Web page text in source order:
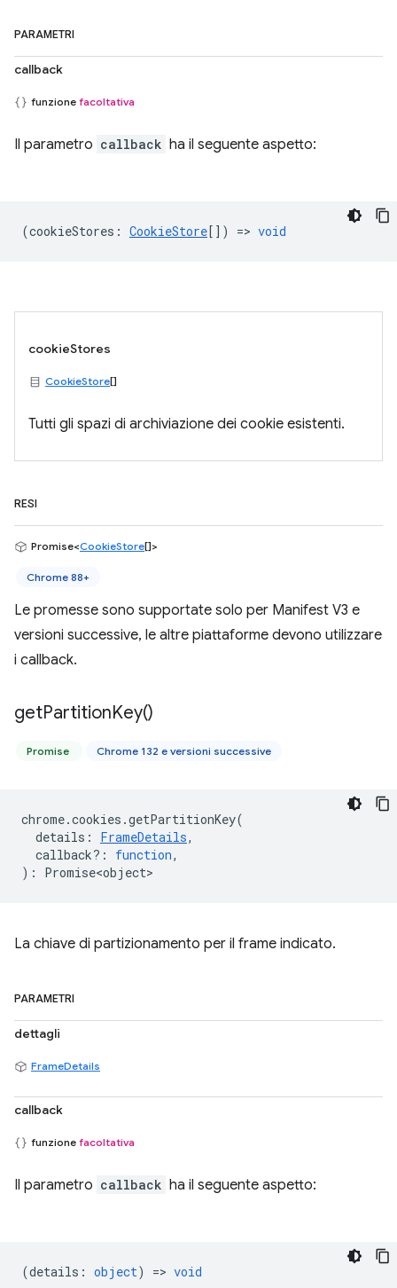
PARAMETRI
callback
funzione facoltativa
Il parametro callback ha il seguente aspetto:
(cookieStores : CookieStore[]) => void
cookieStores
CookieStore[]
Tutti gli spazi di archiviazione dei cookie esistenti.
RESI
Promise<CookieStore[]>
Chrome 88+
Le promesse sono supportate solo per Manifest V3 e
versioni successive, le altre piattaforme devono utilizzare
i callback.
getPartitionKey()
Promise Chrome 132 e versioni successive
chrome.cookies .getPartitionKey(
details : FrameDetails,
callback? : function,
) : Promise<object>
La chiave di partizionamento per il frame indicato.
PARAMETRI
dettagli
FrameDetails
callback
funzione facoltativa
Il parametro callback ha il seguente aspetto:
(details : object) => void